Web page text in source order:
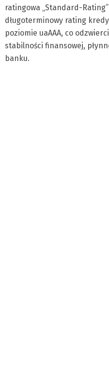
ratingowa „Standard-
długoterminowy rating
poziomie uaAAA, co
stabilności finansowej,
banku.